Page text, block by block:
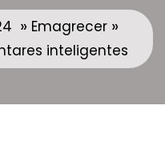
» Emagrecer »
inteligentes